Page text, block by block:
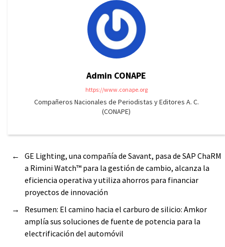
Admin CONAPE
https://www.conape.org
Compañeros Nacionales de Periodistas y Editores A. C.
(CONAPE)
←
GE Lighting, una compañía de Savant, pasa de SAP ChaRM
a Rimini Watch™ para la gestión de cambio, alcanza la
eficiencia operativa y utiliza ahorros para financiar
proyectos de innovación
→
Resumen: El camino hacia el carburo de silicio: Amkor
amplía sus soluciones de fuente de potencia para la
electrificación del automóvil